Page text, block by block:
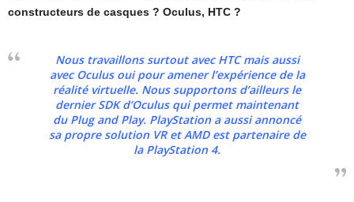
constructeurs de casques ? Oculus, HTC ?
Nous travaillons surtout avec HTC mais aussi
avec Oculus oui pour amener l’expérience de la
réalité virtuelle. Nous supportons d’ailleurs le
dernier SDK d’Oculus qui permet maintenant
du Plug and Play. PlayStation a aussi annoncé
sa propre solution VR et AMD est partenaire de
la PlayStation 4.